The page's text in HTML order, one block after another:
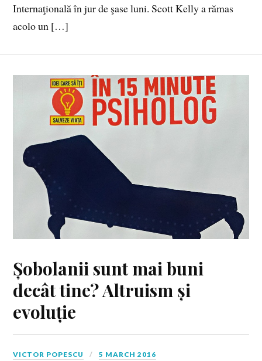
Internaţională în jur de şase luni. Scott Kelly a rămas
acolo un […]
Șobolanii sunt mai buni
decât tine? Altruism și
evoluție
VICTOR POPESCU 5 MARCH 2016